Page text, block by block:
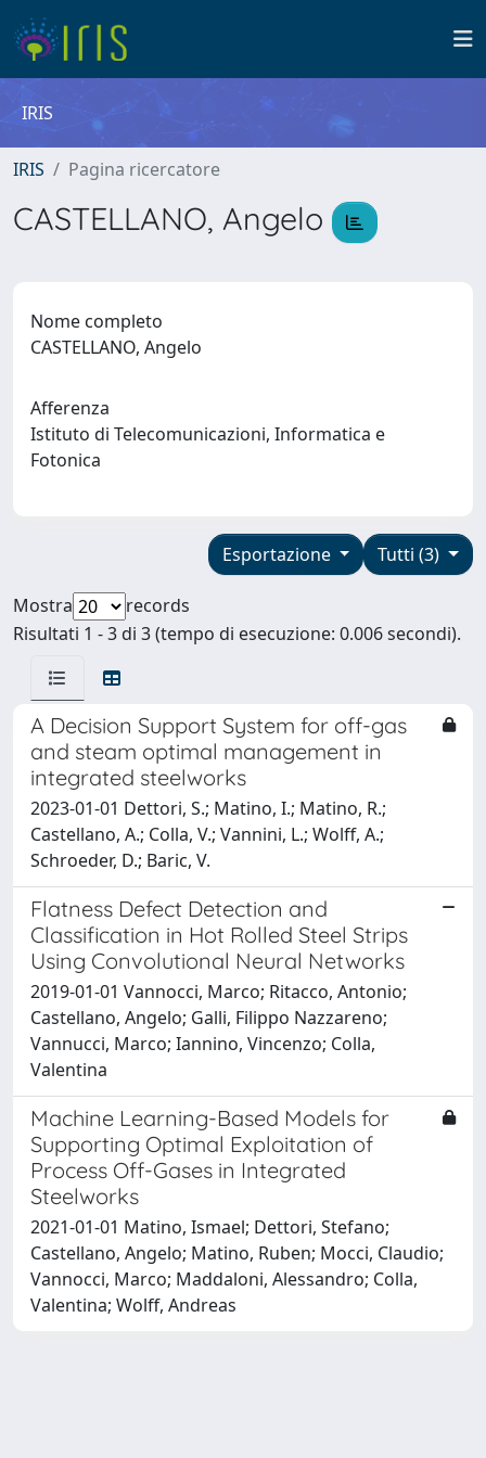
IRIS
IRIS Pagina ricercatore
CASTELLANO, Angelo
Nome completo
CASTELLANO, Angelo
Afferenza
Istituto di Telecomunicazioni, Informatica e
Fotonica
Tutti (3)
Esportazione
Mostra
records
Risultati 1 - 3 di 3 (tempo di esecuzione: 0.006 secondi).
A Decision Support System for off-gas
and steam optimal management in
integrated steelworks
2023-01-01 Dettori, S.; Matino, I.; Matino, R.;
Castellano, A.; Colla, V.; Vannini, L.; Wolff, A.;
Schroeder, D.; Baric, V.
Flatness Defect Detection and
Classification in Hot Rolled Steel Strips
Using Convolutional Neural Networks
2019-01-01 Vannocci, Marco; Ritacco, Antonio;
Castellano, Angelo; Galli, Filippo Nazzareno;
Vannucci, Marco; Iannino, Vincenzo; Colla,
Valentina
Machine Learning-Based Models for
Supporting Optimal Exploitation of
Process Off-Gases in Integrated
Steelworks
2021-01-01 Matino, Ismael; Dettori, Stefano;
Castellano, Angelo; Matino, Ruben; Mocci, Claudio;
Vannocci, Marco; Maddaloni, Alessandro; Colla,
Valentina; Wolff, Andreas